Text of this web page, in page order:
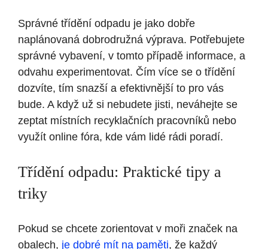
Správné třídění odpadu je jako dobře
naplánovaná dobrodružná výprava. Potřebujete
správné vybavení, v tomto případě informace, a
odvahu experimentovat. Čím více se o třídění
dozvíte, tím snazší a efektivnější to pro vás
bude. A když už si nebudete jisti, neváhejte se
zeptat místních recyklačních pracovníků nebo
využít online fóra, kde vám lidé rádi poradí.
Třídění odpadu: Praktické tipy a
triky
Pokud se chcete zorientovat v moři značek na
obalech, je dobré mít na paměti, že každý